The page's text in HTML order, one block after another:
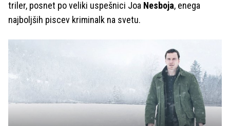
triler, posnet po veliki uspešnici Joa Nesboja, enega
najboljših piscev kriminalk na svetu.